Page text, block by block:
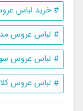
# خرید لباس
# لباس عروس
# لباس عروس
# لباس عروس